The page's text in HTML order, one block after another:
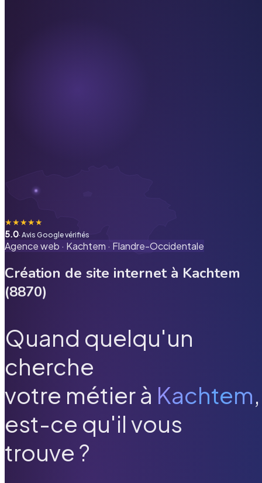
★★★★★
5.0· Avis Google vérifiés
Agence web · Kachtem · Flandre-Occidentale
Création de site internet à Kachtem
(8870)
Quand quelqu'un
cherche
votre métier à Kachtem,
est-ce qu'il vous
trouve ?